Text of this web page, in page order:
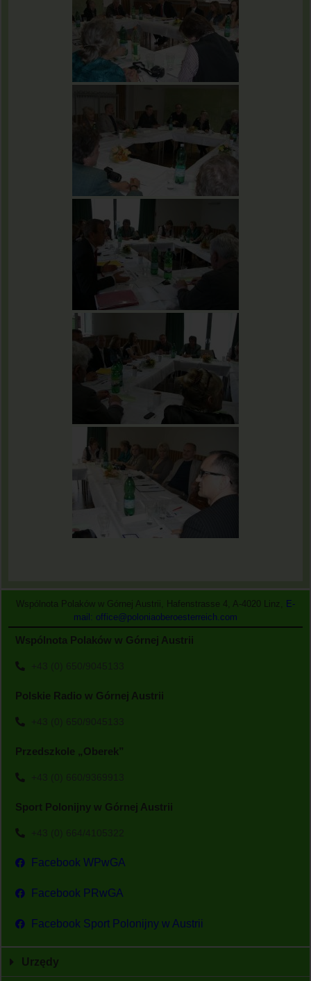
Wspólnota Polaków w Górnej Austrii, Hafenstrasse 4, A-4020 Linz, E-
mail: office@poloniaoberoesterreich.com
Wspólnota Polaków w Górnej Austrii
+43 (0) 650/9045133
Polskie Radio w Górnej Austrii
+43 (0) 650/9045133
Przedszkole „Oberek”
+43 (0) 660/9369913
Sport Polonijny w Górnej Austrii
+43 (0) 664/4105322
Facebook WPwGA
Facebook PRwGA
Facebook Sport Polonijny w Austrii
Urzędy